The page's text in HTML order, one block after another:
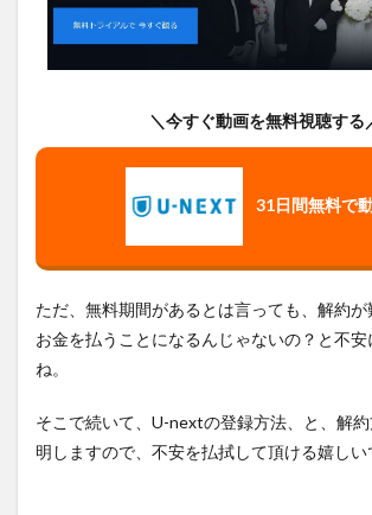
＼今すぐ動画を無料視聴する
31日間無料で
ただ、無料期間があるとは言っても、解約が
お金を払うことになるんじゃないの？と不安
ね。
そこで続いて、U-nextの登録方法、と、解
明しますので、不安を払拭して頂ける嬉しい